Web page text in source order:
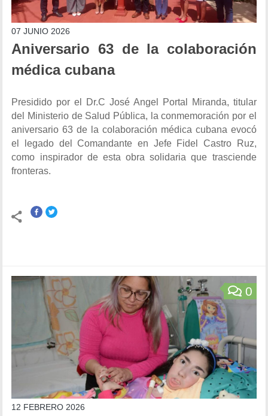
07 JUNIO 2026
Aniversario 63 de la colaboración
médica cubana
Presidido por el Dr.C José Angel Portal Miranda, titular
del Ministerio de Salud Pública, la conmemoración por el
aniversario 63 de la colaboración médica cubana evocó
el legado del Comandante en Jefe Fidel Castro Ruz,
como inspirador de esta obra solidaria que trasciende
fronteras.
0
12 FEBRERO 2026